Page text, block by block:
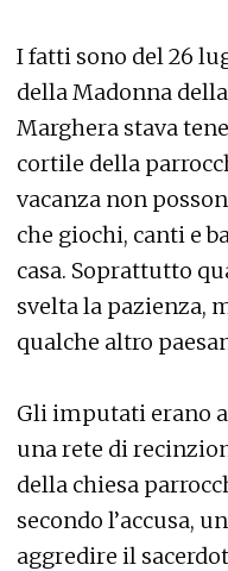
I fatti sono del 26
della Madonna
Marghera stava
cortile della
vacanza non
che giochi, canti e
casa. Soprattutto
svelta la pazienza,
qualche altro
Gli imputati erano
una rete di
della chiesa
secondo l’accusa,
aggredire il